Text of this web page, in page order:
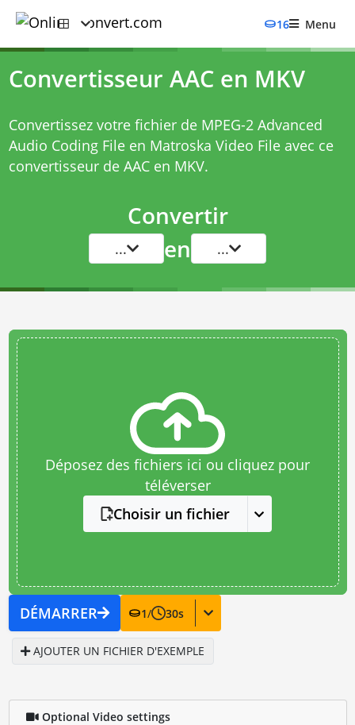
16 Menu
Convertisseur AAC en MKV
Convertissez votre fichier de MPEG-2 Advanced
Audio Coding File en Matroska Video File avec ce
convertisseur de AAC en MKV.
Convertir
... en ...
Déposez des fichiers ici ou cliquez pour
téléverser
Choisir un fichier
DÉMARRER 1/ 30s
AJOUTER UN FICHIER D'EXEMPLE
Optional Video settings